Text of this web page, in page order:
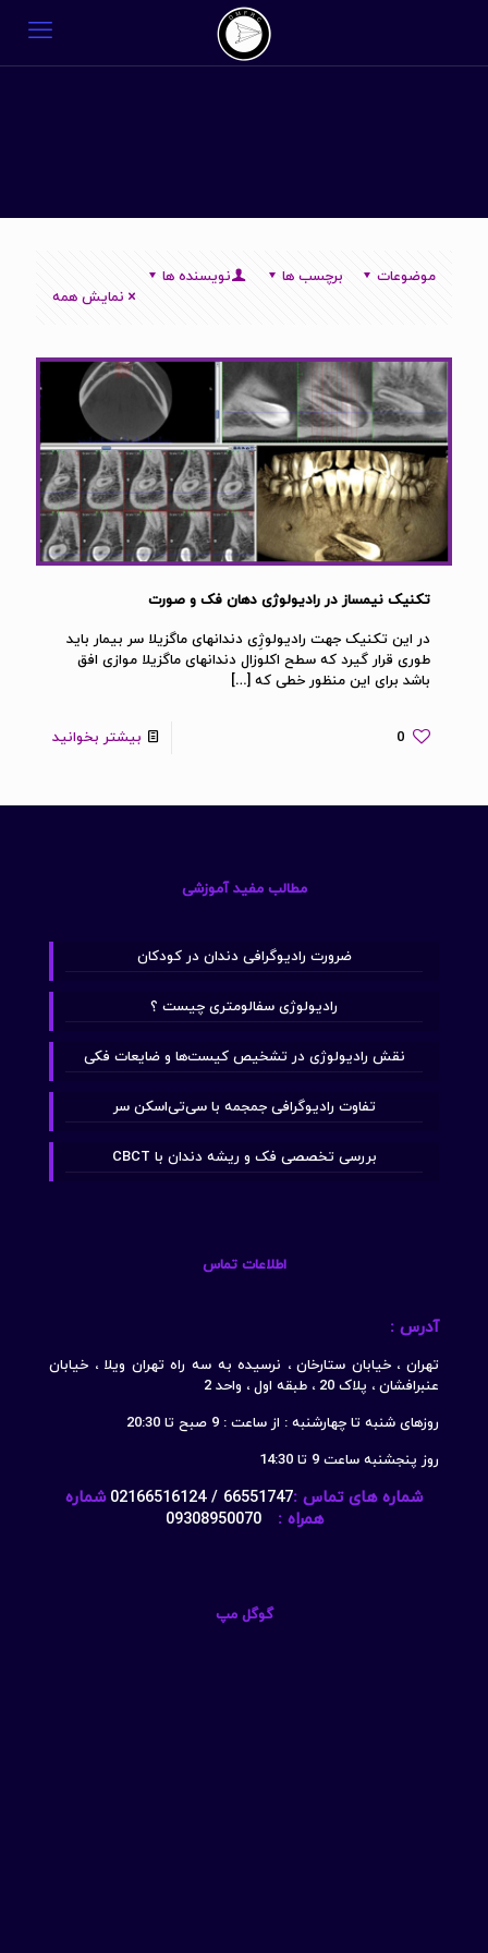
موضوعات برچسب ها
نویسنده ها
نمایش همه
تکنیک نیمساز در رادیولوژی دهان فک و صورت
در این تکنیک جهت رادیولوژِی دندانهای ماگزیلا سر بیمار باید
طوری قرار گیرد که سطح اکلوزال دندانهای ماگزیلا موازی افق
باشد برای این منظور خطی که […]
0 بیشتر بخوانید
مطالب مفید آموزشی
ضرورت رادیوگرافی دندان در کودکان
رادیولوژی سفالومتری چیست ؟
نقش رادیولوژی در تشخیص کیست‌ها و ضایعات فکی
تفاوت رادیوگرافی جمجمه با سی‌تی‌اسکن سر
بررسی تخصصی فک و ریشه دندان با CBCT
اطلاعات تماس
آدرس :
تهران ، خیابان ستارخان ، نرسیده به سه راه تهران ویلا ، خیابان
عنبرافشان ، پلاک 20 ، طبقه اول ، واحد 2
روزهای شنبه تا چهارشنبه : از ساعت : 9 صبح تا 20:30
روز پنجشنبه ساعت 9 تا 14:30
شماره های تماس :66551747 / 02166516124
شماره
همراه :
09308950070
گوگل مپ